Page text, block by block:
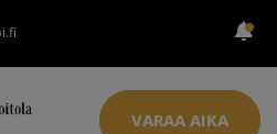
VARAA AIKA